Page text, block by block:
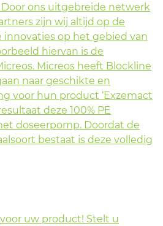
ons uitgebreide netwerk
zijn wij altijd op de
innovaties op het gebied van
hiervan is de
Micreos heeft Blockline
naar geschikte en
voor hun product ‘Exzemact
deze 100% PE
doseerpomp. Doordat de
bestaat is deze volledig
uw product! Stelt u